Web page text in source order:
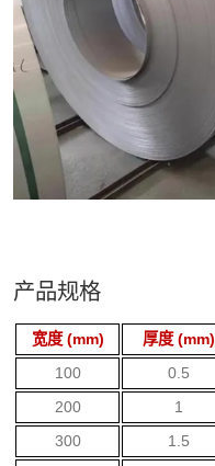
产品规格
宽度 (mm) 厚度 (mm)
100
0.5
200
1
300
1.5